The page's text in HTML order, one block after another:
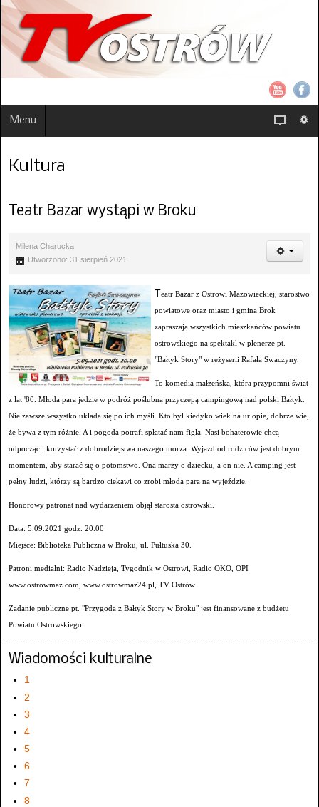
Menu
Kultura
Teatr Bazar wystąpi w Broku
Milena Charucka
Utworzono: 31 sierpień 2021
Teatr Bazar z Ostrowi Mazowieckiej, starostwo
powiatowe oraz miasto i gmina Brok
zapraszają wszystkich mieszkańców powiatu
ostrowskiego na spektakl w plenerze pt.
"Bałtyk Story" w reżyserii Rafała Swaczyny.
To komedia małżeńska, która przypomni świat
z lat '80. Młoda para jedzie w podróż poślubną przyczepą campingową nad polski Bałtyk.
Nie zawsze wszystko układa się po ich myśli. Kto był kiedykolwiek na urlopie, dobrze wie,
że bywa z tym różnie. A i pogoda potrafi spłatać nam figla. Nasi bohaterowie chcą
odpocząć i korzystać z dobrodziejstwa naszego morza. Wyjazd od rodziców jest dobrym
momentem, aby starać się o potomstwo. Ona marzy o dziecku, a on nie. A camping jest
pełny ludzi, którzy są bardzo ciekawi co zrobi młoda para na wyjeździe.
Honorowy patronat nad wydarzeniem objął starosta ostrowski.
Data: 5.09.2021 godz. 20.00
Miejsce: Biblioteka Publiczna w Broku, ul. Pułtuska 30.
Patroni medialni: Radio Nadzieja, Tygodnik w Ostrowi, Radio OKO, OPI
www.ostrowmaz.com, www.ostrowmaz24.pl, TV Ostrów.
Zadanie publiczne pt. "Przygoda z Bałtyk Story w Broku" jest finansowane z budżetu
Powiatu Ostrowskiego
Wiadomości kulturalne
1
2
3
4
5
6
7
8